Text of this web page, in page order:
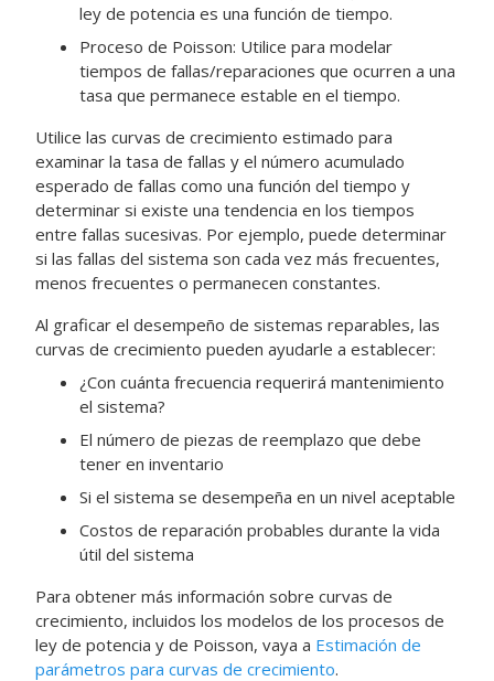
ley de potencia es una función de tiempo.
Proceso de Poisson: Utilice para modelar
tiempos de fallas/reparaciones que ocurren a una
tasa que permanece estable en el tiempo.
Utilice las curvas de crecimiento estimado para
examinar la tasa de fallas y el número acumulado
esperado de fallas como una función del tiempo y
determinar si existe una tendencia en los tiempos
entre fallas sucesivas. Por ejemplo, puede determinar
si las fallas del sistema son cada vez más frecuentes,
menos frecuentes o permanecen constantes.
Al graficar el desempeño de sistemas reparables, las
curvas de crecimiento pueden ayudarle a establecer:
¿Con cuánta frecuencia requerirá mantenimiento
el sistema?
El número de piezas de reemplazo que debe
tener en inventario
Si el sistema se desempeña en un nivel aceptable
Costos de reparación probables durante la vida
útil del sistema
Para obtener más información sobre curvas de
crecimiento, incluidos los modelos de los procesos de
ley de potencia y de Poisson, vaya a Estimación de
parámetros para curvas de crecimiento.